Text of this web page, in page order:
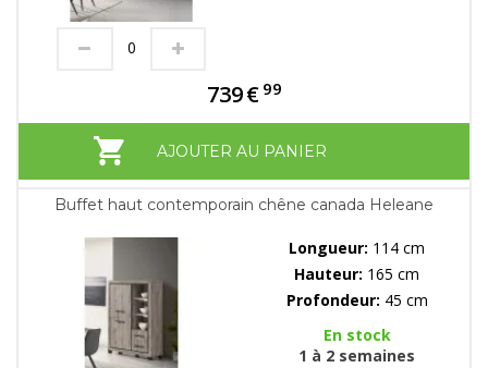
739€ 99
AJOUTER AU PANIER
Buffet haut contemporain chêne canada Heleane
Longueur: 114 cm
Hauteur: 165 cm
Profondeur: 45 cm
En stock
1 à 2 semaines